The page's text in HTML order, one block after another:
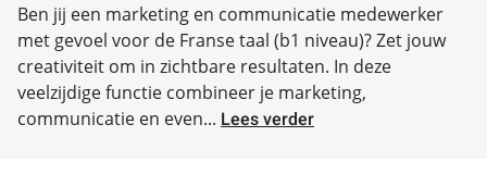
Ben jij een marketing en communicatie medewerker
met gevoel voor de Franse taal (b1 niveau)? Zet jouw
creativiteit om in zichtbare resultaten. In deze
veelzijdige functie combineer je marketing,
communicatie en even... Lees verder